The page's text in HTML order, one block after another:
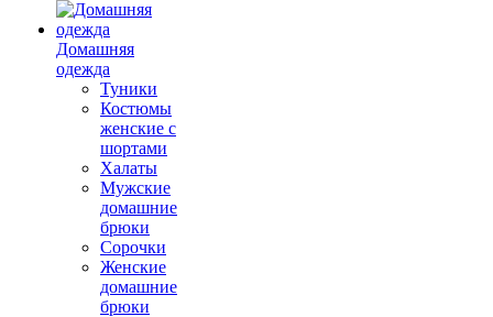
Домашняя
одежда
Туники
Костюмы
женские с
шортами
Халаты
Мужские
домашние
брюки
Сорочки
Женские
домашние
брюки